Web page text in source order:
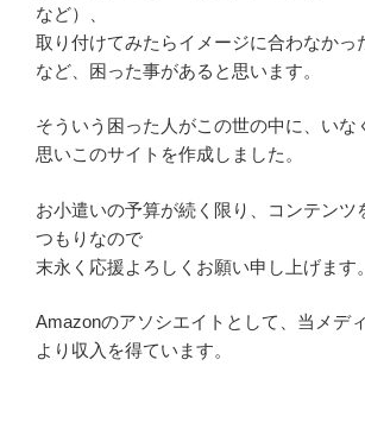
など）、
取り付けてみたらイメージに合わなかっ
など、困った事があると思います。
そういう困った人がこの世の中に、いな
思いこのサイトを作成しました。
お小遣いの予算が続く限り、コンテンツ
つもりなので
末永く応援よろしくお願い申し上げます。
Amazonのアソシエイトとして、当メデ
より収入を得ています。